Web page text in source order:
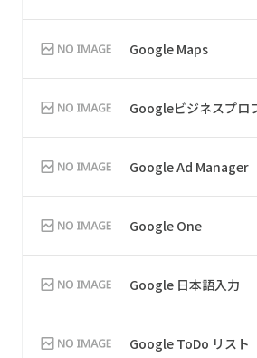
Google Maps
Googleビジネスプロ
Google Ad Manager
Google One
Google 日本語入力
Google ToDo リスト